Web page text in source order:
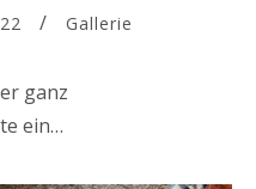
Gallerie
ganz
ein…